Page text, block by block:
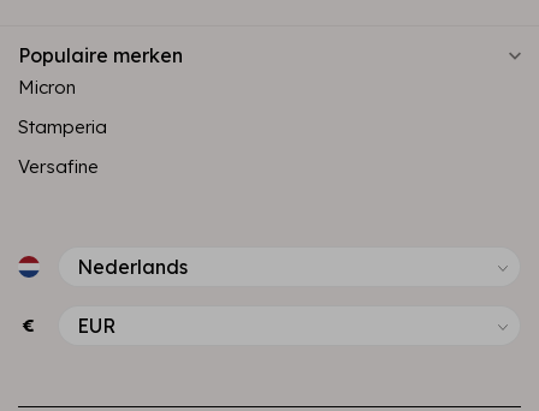
Populaire merken
Micron
Stamperia
Versafine
€